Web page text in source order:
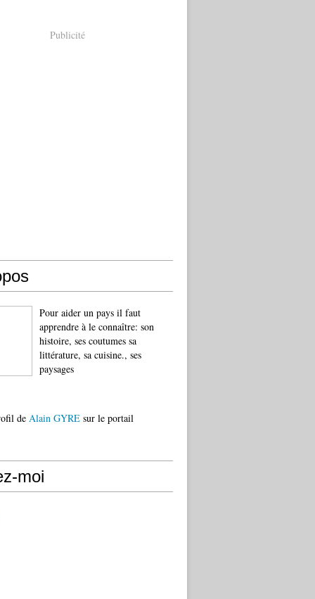
Publicité
Pour aider un pays il faut
apprendre à le connaître: son
histoire, ses coutumes sa
littérature, sa cuisine., ses
paysages
de Alain GYRE sur le portail
moi